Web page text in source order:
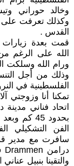
وخالد حوراني
وكذلك تعرفت على
القدس .
قمت بعدة زيارات
الله على الرغم
ورام الله وسلكت
وذلك من أجل
الفلسطينية في
تمكنا أنا وزوجتي
اتحاد فناني
بحدود 45
سافرت مع مدير
والتقينا بنبيل